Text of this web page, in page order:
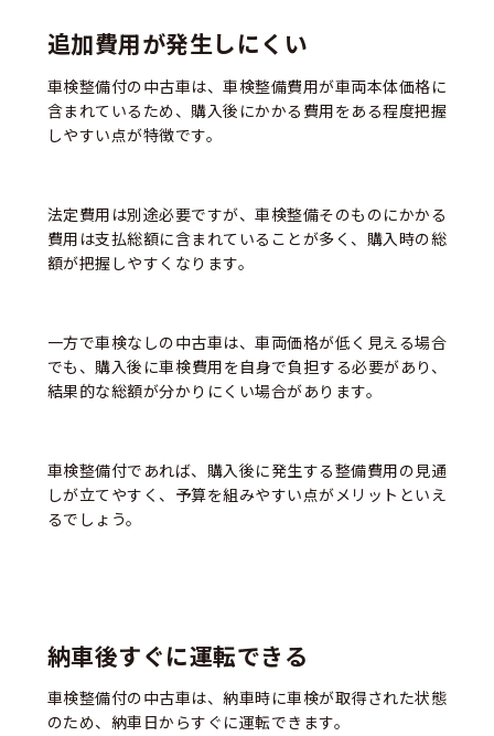
追加費用が発生しにくい
車検整備付の中古車は、車検整備費用が車両本体価格に
含まれているため、購入後にかかる費用をある程度把握
しやすい点が特徴です。
法定費用は別途必要ですが、車検整備そのものにかかる
費用は支払総額に含まれていることが多く、購入時の総
額が把握しやすくなります。
一方で車検なしの中古車は、車両価格が低く見える場合
でも、購入後に車検費用を自身で負担する必要があり、
結果的な総額が分かりにくい場合があります。
車検整備付であれば、購入後に発生する整備費用の見通
しが立てやすく、予算を組みやすい点がメリットといえ
るでしょう。
納車後すぐに運転できる
車検整備付の中古車は、納車時に車検が取得された状態
のため、納車日からすぐに運転できます。